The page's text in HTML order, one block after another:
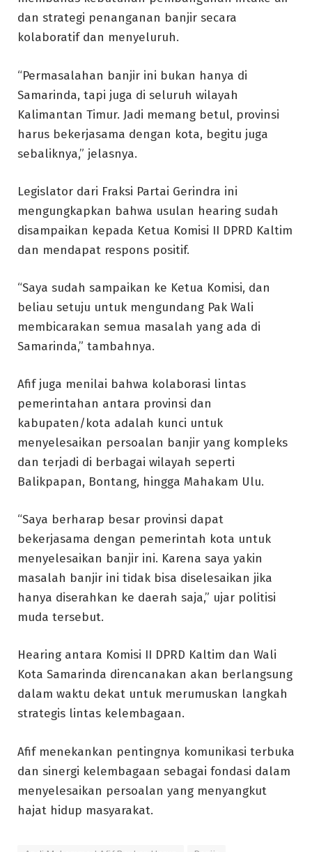
dan strategi penanganan banjir secara
kolaboratif dan menyeluruh.
“Permasalahan banjir ini bukan hanya di
Samarinda, tapi juga di seluruh wilayah
Kalimantan Timur. Jadi memang betul, provinsi
harus bekerjasama dengan kota, begitu juga
sebaliknya,” jelasnya.
Legislator dari Fraksi Partai Gerindra ini
mengungkapkan bahwa usulan hearing sudah
disampaikan kepada Ketua Komisi II DPRD Kaltim
dan mendapat respons positif.
“Saya sudah sampaikan ke Ketua Komisi, dan
beliau setuju untuk mengundang Pak Wali
membicarakan semua masalah yang ada di
Samarinda,” tambahnya.
Afif juga menilai bahwa kolaborasi lintas
pemerintahan antara provinsi dan
kabupaten/kota adalah kunci untuk
menyelesaikan persoalan banjir yang kompleks
dan terjadi di berbagai wilayah seperti
Balikpapan, Bontang, hingga Mahakam Ulu.
“Saya berharap besar provinsi dapat
bekerjasama dengan pemerintah kota untuk
menyelesaikan banjir ini. Karena saya yakin
masalah banjir ini tidak bisa diselesaikan jika
hanya diserahkan ke daerah saja,” ujar politisi
muda tersebut.
Hearing antara Komisi II DPRD Kaltim dan Wali
Kota Samarinda direncanakan akan berlangsung
dalam waktu dekat untuk merumuskan langkah
strategis lintas kelembagaan.
Afif menekankan pentingnya komunikasi terbuka
dan sinergi kelembagaan sebagai fondasi dalam
menyelesaikan persoalan yang menyangkut
hajat hidup masyarakat.